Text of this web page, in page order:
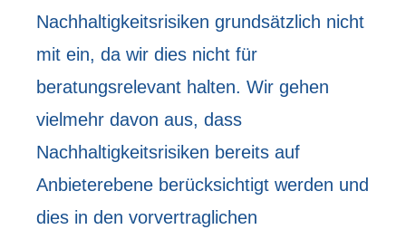
Nachhaltigkeitsrisiken grundsätzlich nicht
mit ein, da wir dies nicht für
beratungsrelevant halten. Wir gehen
vielmehr davon aus, dass
Nachhaltigkeitsrisiken bereits auf
Anbieterebene berücksichtigt werden und
dies in den vorvertraglichen